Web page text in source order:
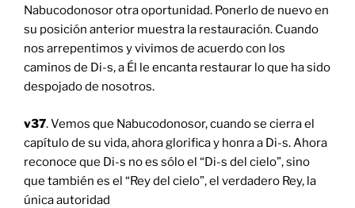
Nabucodonosor otra oportunidad. Ponerlo de nuevo en
su posición anterior muestra la restauración. Cuando
nos arrepentimos y vivimos de acuerdo con los
caminos de Di-s, a Él le encanta restaurar lo que ha sido
despojado de nosotros.
v37. Vemos que Nabucodonosor, cuando se cierra el
capítulo de su vida, ahora glorifica y honra a Di-s. Ahora
reconoce que Di-s no es sólo el “Di-s del cielo”, sino
que también es el “Rey del cielo”, el verdadero Rey, la
única autoridad